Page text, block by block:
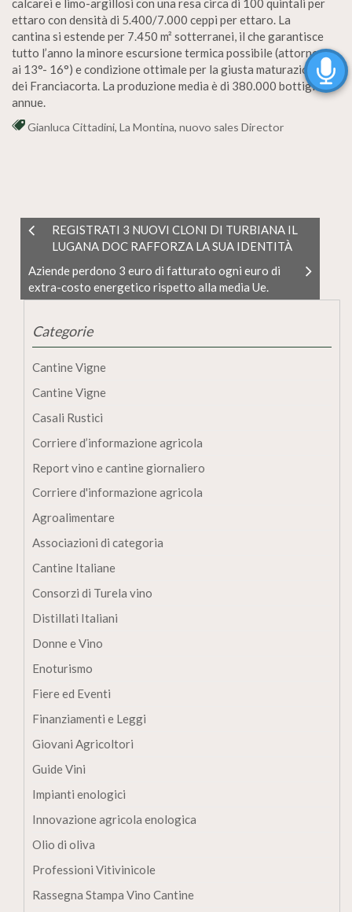
calcarei e limo-argillosi con una resa circa di 100 quintali per
ettaro con densità di 5.400/7.000 ceppi per ettaro. La
cantina si estende per 7.450 m² sotterranei, il che garantisce
tutto l’anno la minore escursione termica possibile (attorno
ai 13°- 16°) e condizione ottimale per la giusta maturazione
dei Franciacorta. La produzione media è di 380.000 bottiglie
annue.
Gianluca Cittadini, La Montina, nuovo sales Director
REGISTRATI 3 NUOVI CLONI DI TURBIANA IL
LUGANA DOC RAFFORZA LA SUA IDENTITÀ
Aziende perdono 3 euro di fatturato ogni euro di
extra-costo energetico rispetto alla media Ue.
Categorie
Cantine Vigne
Cantine Vigne
Casali Rustici
Corriere d’informazione agricola
Report vino e cantine giornaliero
Corriere d'informazione agricola
Agroalimentare
Associazioni di categoria
Cantine Italiane
Consorzi di Turela vino
Distillati Italiani
Donne e Vino
Enoturismo
Fiere ed Eventi
Finanziamenti e Leggi
Giovani Agricoltori
Guide Vini
Impianti enologici
Innovazione agricola enologica
Olio di oliva
Professioni Vitivinicole
Rassegna Stampa Vino Cantine